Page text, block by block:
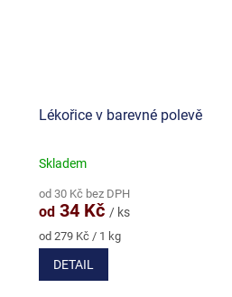
Lékořice v barevné polevě
Průměrné
produktu
je
4,7
z
hvězdiček.
Skladem
od 30 Kč bez DPH
od 34 Kč / ks
Měrná
cena:
od 279 Kč / 1 kg
DETAIL